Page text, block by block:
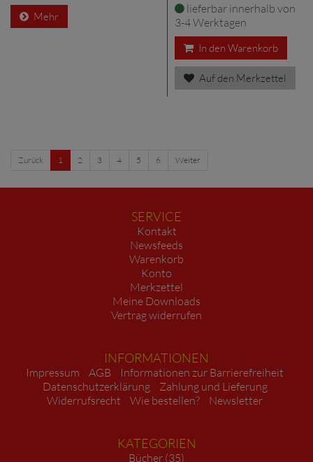
Mehr
lieferbar innerhalb von
3-4 Werktagen
In den Warenkorb
Auf den Merkzettel
Zurück 1 2 3 4 5 6 Weiter
SERVICE
Kontakt
Newsfeeds
Warenkorb
Konto
Merkzettel
Meine Downloads
Vertrag widerrufen
INFORMATIONEN
Impressum AGB
Informationen zur Barrierefreiheit
Datenschutzerklärung
Zahlung und Lieferung
Widerrufsrecht
Wie bestellen? Newsletter
KATEGORIEN
Bücher (35)